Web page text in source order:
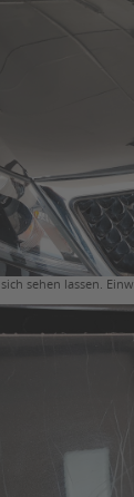
sehen lassen.